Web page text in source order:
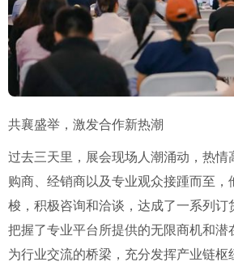
共襄盛举，激发合作新热潮
过去三天里，展会现场人潮涌动，热情
购商、经销商以及专业观众接踵而至，
梭，积极咨询和洽谈，达成了一系列订
把握了专业平台所提供的无限商机和潜
为行业交流的桥梁，充分发挥产业链枢